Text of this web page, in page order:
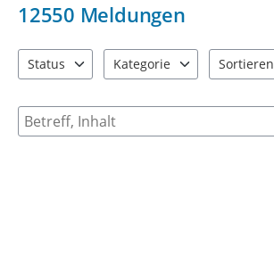
12550 Meldungen
Status
Kategorie
Sortieren
Suche nach Meldungen und Kommentaren